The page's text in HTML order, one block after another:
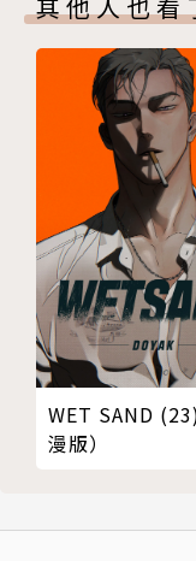
WET SAND
漫版）